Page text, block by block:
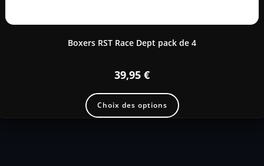
Boxers RST Race Dept pack de 4
39,95 €
Choix des options